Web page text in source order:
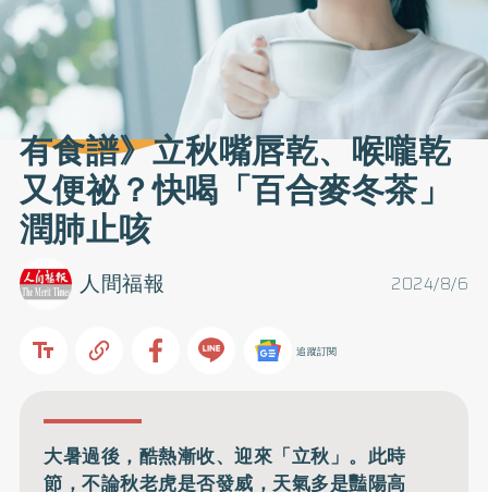
有食譜》立秋嘴唇乾、喉嚨乾
又便祕？快喝「百合麥冬茶」
潤肺止咳
2024/8/6
人間福報
追蹤訂閱
大暑過後，酷熱漸收、迎來「立秋」。此時
節，不論秋老虎是否發威，天氣多是豔陽高